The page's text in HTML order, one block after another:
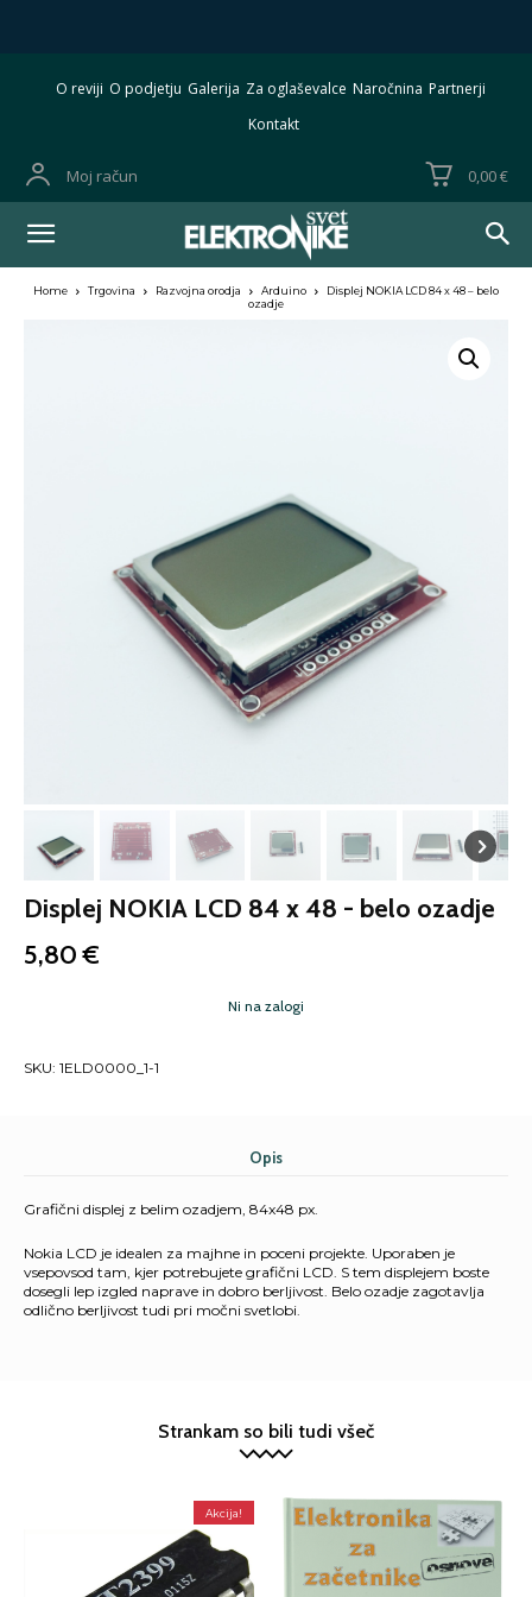
O reviji O podjetju Galerija Za oglaševalce Naročnina Partnerji
Kontakt
Moj račun 0,00 €
Home Trgovina Razvojna orodja Arduino
Displej NOKIA LCD 84 x 48 – belo
ozadje
Displej NOKIA LCD 84 x 48 - belo ozadje
5,80€
Ni na zalogi
SKU: 1ELD0000_1-1
Opis
Grafični displej z belim ozadjem, 84x48 px.
Nokia LCD je idealen za majhne in poceni projekte. Uporaben je
vsepovsod tam, kjer potrebujete grafični LCD. S tem displejem boste
dosegli lep izgled naprave in dobro berljivost. Belo ozadje zagotavlja
odlično berljivost tudi pri močni svetlobi.
Strankam so bili tudi všeč
Akcija!